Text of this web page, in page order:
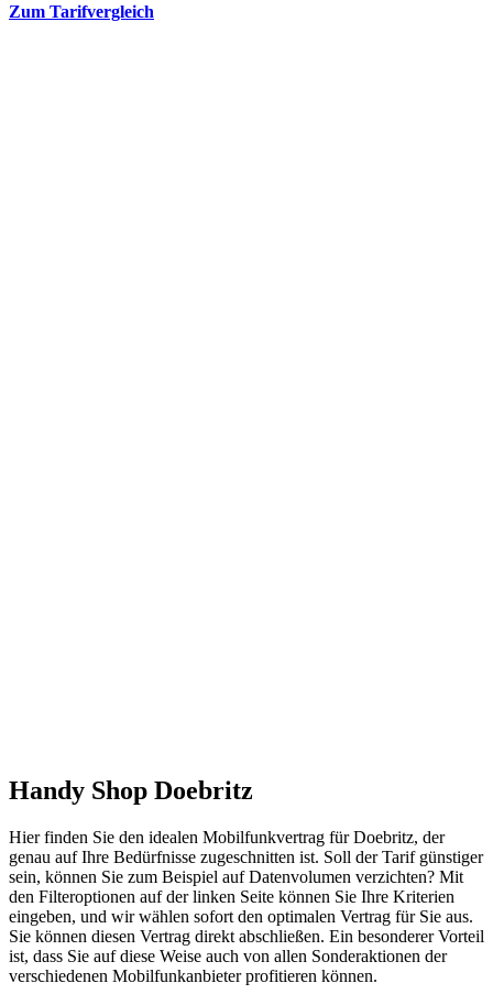
Zum Tarifvergleich
Handy Shop Doebritz
Hier finden Sie den idealen Mobilfunkvertrag für Doebritz, der
genau auf Ihre Bedürfnisse zugeschnitten ist. Soll der Tarif günstiger
sein, können Sie zum Beispiel auf Datenvolumen verzichten? Mit
den Filteroptionen auf der linken Seite können Sie Ihre Kriterien
eingeben, und wir wählen sofort den optimalen Vertrag für Sie aus.
Sie können diesen Vertrag direkt abschließen. Ein besonderer Vorteil
ist, dass Sie auf diese Weise auch von allen Sonderaktionen der
verschiedenen Mobilfunkanbieter profitieren können.